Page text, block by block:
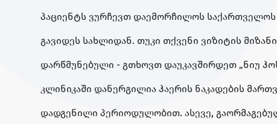
პაციენტს ვურჩევთ დაემორჩილოს
გავიდეს სახლიდან. თუკი თქვენი ვიზიტის
დარწმუნებული - გთხოვთ დაუკავშირდეთ „ნიუ
კლინიკაში დანერგილია ჰაერის ნაკადების
დადგენილი პერიოდულობით. ასევე,